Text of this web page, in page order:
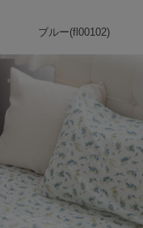
ブルー(fl00102)